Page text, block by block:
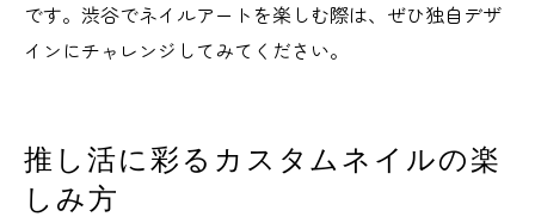
です。渋谷でネイルアートを楽しむ際は、ぜひ独自デザ
インにチャレンジしてみてください。
推し活に彩るカスタムネイルの楽
しみ方